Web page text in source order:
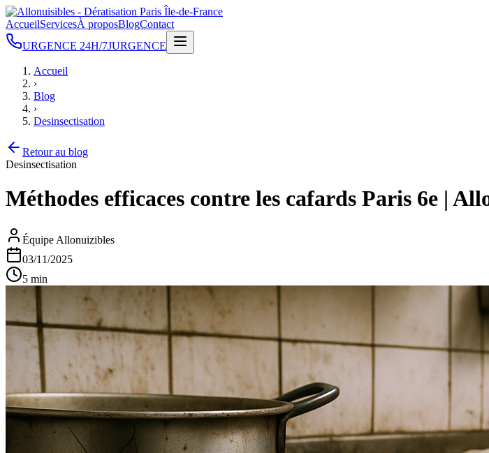
AccueilServicesÀ proposBlogContact
URGENCE 24H/7JURGENCE
Accueil
›
Blog
›
Desinsectisation
Retour au blog
Desinsectisation
Méthodes efficaces contre les cafards Paris 6e |
Équipe Allonuizibles
03/11/2025
5 min